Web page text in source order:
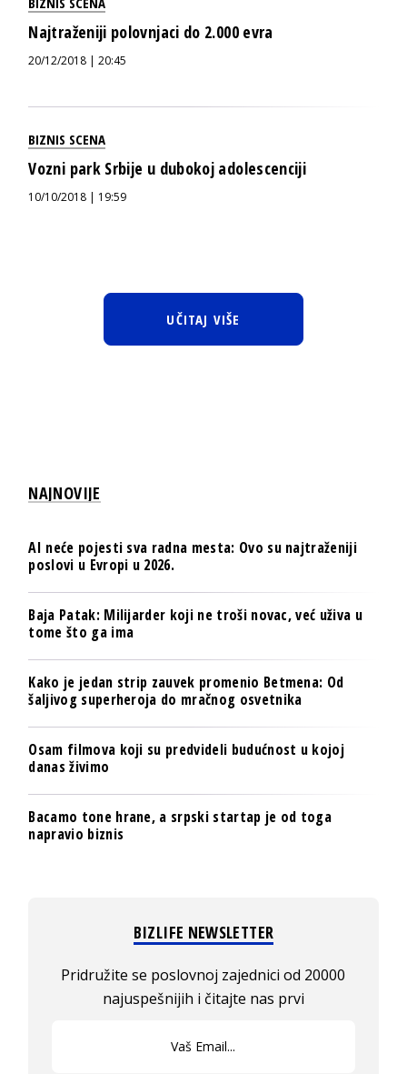
Najtraženiji polovnjaci do 2.000 evra
20/12/2018 | 20:45
BIZNIS SCENA
Vozni park Srbije u dubokoj adolescenciji
10/10/2018 | 19:59
UČITAJ VIŠE
NAJNOVIJE
AI neće pojesti sva radna mesta: Ovo su najtraženiji
poslovi u Evropi u 2026.
Baja Patak: Milijarder koji ne troši novac, već uživa u
tome što ga ima
Kako je jedan strip zauvek promenio Betmena: Od
šaljivog superheroja do mračnog osvetnika
Osam filmova koji su predvideli budućnost u kojoj
danas živimo
Bacamo tone hrane, a srpski startap je od toga
napravio biznis
BIZLIFE NEWSLETTER
Pridružite se poslovnoj zajednici od 20000
najuspešnijih i čitajte nas prvi